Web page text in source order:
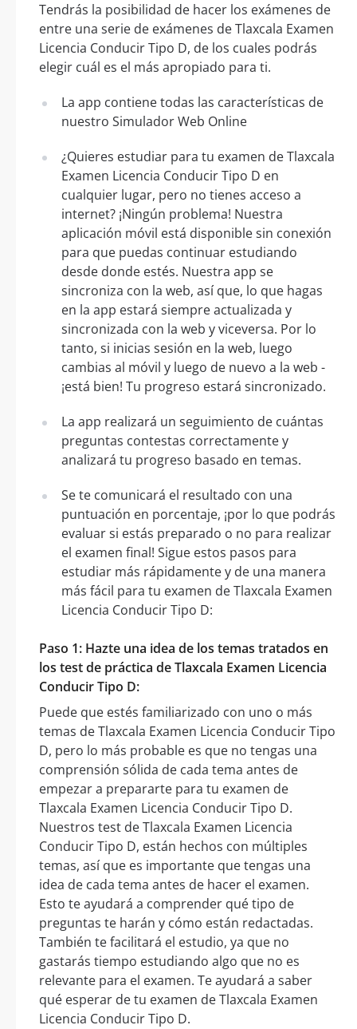
Tendrás la posibilidad de hacer los exámenes de
entre una serie de exámenes de Tlaxcala Examen
Licencia Conducir Tipo D, de los cuales podrás
elegir cuál es el más apropiado para ti.
La app contiene todas las características de
nuestro Simulador Web Online
¿Quieres estudiar para tu examen de Tlaxcala
Examen Licencia Conducir Tipo D en
cualquier lugar, pero no tienes acceso a
internet? ¡Ningún problema! Nuestra
aplicación móvil está disponible sin conexión
para que puedas continuar estudiando
desde donde estés. Nuestra app se
sincroniza con la web, así que, lo que hagas
en la app estará siempre actualizada y
sincronizada con la web y viceversa. Por lo
tanto, si inicias sesión en la web, luego
cambias al móvil y luego de nuevo a la web -
¡está bien! Tu progreso estará sincronizado.
La app realizará un seguimiento de cuántas
preguntas contestas correctamente y
analizará tu progreso basado en temas.
Se te comunicará el resultado con una
puntuación en porcentaje, ¡por lo que podrás
evaluar si estás preparado o no para realizar
el examen final! Sigue estos pasos para
estudiar más rápidamente y de una manera
más fácil para tu examen de Tlaxcala Examen
Licencia Conducir Tipo D:
Paso 1: Hazte una idea de los temas tratados en
los test de práctica de Tlaxcala Examen Licencia
Conducir Tipo D:
Puede que estés familiarizado con uno o más
temas de Tlaxcala Examen Licencia Conducir Tipo
D, pero lo más probable es que no tengas una
comprensión sólida de cada tema antes de
empezar a prepararte para tu examen de
Tlaxcala Examen Licencia Conducir Tipo D.
Nuestros test de Tlaxcala Examen Licencia
Conducir Tipo D, están hechos con múltiples
temas, así que es importante que tengas una
idea de cada tema antes de hacer el examen.
Esto te ayudará a comprender qué tipo de
preguntas te harán y cómo están redactadas.
También te facilitará el estudio, ya que no
gastarás tiempo estudiando algo que no es
relevante para el examen. Te ayudará a saber
qué esperar de tu examen de Tlaxcala Examen
Licencia Conducir Tipo D.